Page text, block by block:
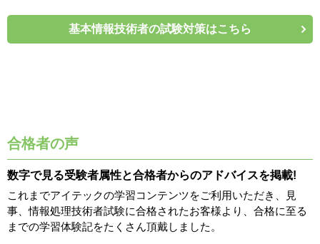
基本情報技術者の試験対策はこちら
合格者の声
数字で見る受験者属性と合格者からのアドバイスを掲載!
これまでアイテックの学習コンテンツをご利用いただき、見
事、情報処理技術者試験に合格されたお客様より、合格に至る
までの学習体験記をたくさん頂戴しました。